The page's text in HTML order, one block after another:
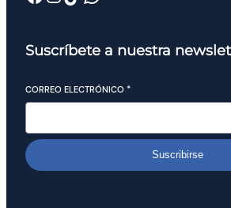
Suscríbete a nuestra
CORREO ELECTRÓNICO *
Suscribirse